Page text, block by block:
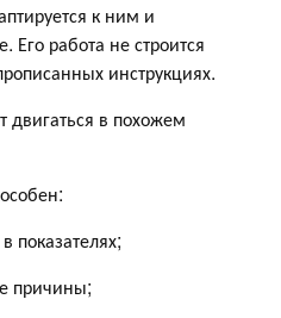
к ним и
Его работа не строится
инструкциях.
двигаться в похожем
показателях;
причины;